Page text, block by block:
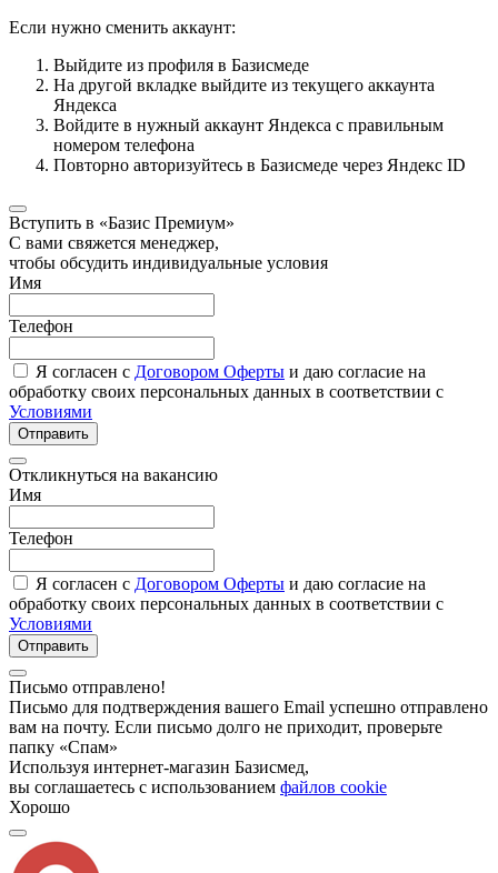
Если нужно сменить аккаунт:
Выйдите из профиля в Базисмеде
На другой вкладке выйдите из текущего аккаунта
Яндекса
Войдите в нужный аккаунт Яндекса с правильным
номером телефона
Повторно авторизуйтесь в Базисмеде через Яндекс ID
Вступить в «Базис Премиум»
С вами свяжется менеджер,
чтобы обсудить индивидуальные условия
Имя
Телефон
Я согласен с Договором Оферты и даю согласие на
обработку своих персональных данных в соответствии с
Условиями
Отправить
Откликнуться на вакансию
Имя
Телефон
Я согласен с Договором Оферты и даю согласие на
обработку своих персональных данных в соответствии с
Условиями
Отправить
Письмо отправлено!
Письмо для подтверждения вашего Email успешно отправлено
вам на почту. Если письмо долго не приходит, проверьте
папку «Спам»
Используя интернет-магазин Базисмед,
вы соглашаетесь с использованием файлов cookie
Хорошо